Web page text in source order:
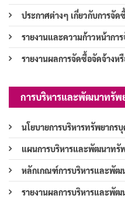
ประกาศต่างๆ เกี่ยวกับการจั
รายงานและความก้าวหน้ากา
รายงานผลการจัดซื้อจัดจ้างห
การบริหารและพัฒนาทรัพ
นโยบายการบริหารทรัพยากร
แผนการบริหารและพัฒนาทรั
หลักเกณฑ์การบริหารและพัฒ
รายงานผลการบริหารและพั